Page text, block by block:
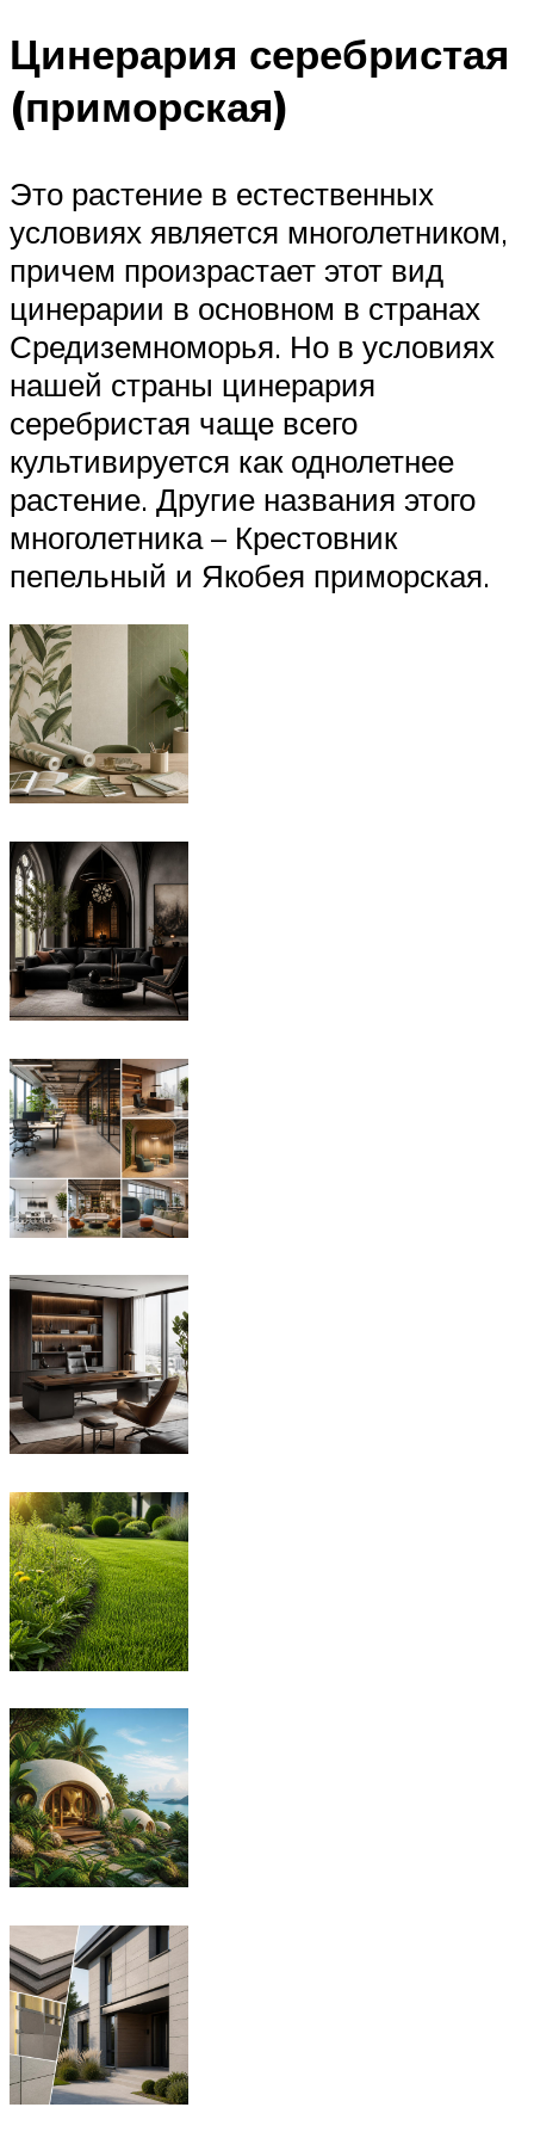
Цинерария серебристая
(приморская)
Это растение в естественных
условиях является многолетником,
причем произрастает этот вид
цинерарии в основном в странах
Средиземноморья. Но в условиях
нашей страны цинерария
серебристая чаще всего
культивируется как однолетнее
растение. Другие названия этого
многолетника – Крестовник
пепельный и Якобея приморская.